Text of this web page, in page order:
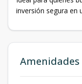
inversión segura en
Amenidades